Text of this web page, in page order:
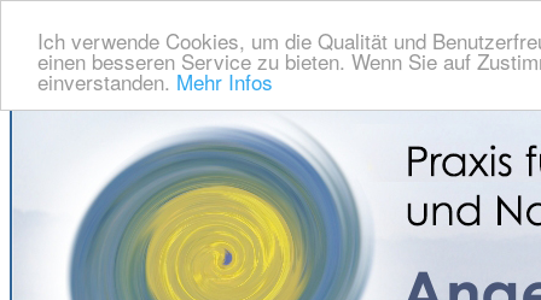
Ich verwende Cookies, um die Qualität und
einen besseren Service zu bieten. Wenn Sie auf
einverstanden. Mehr Infos